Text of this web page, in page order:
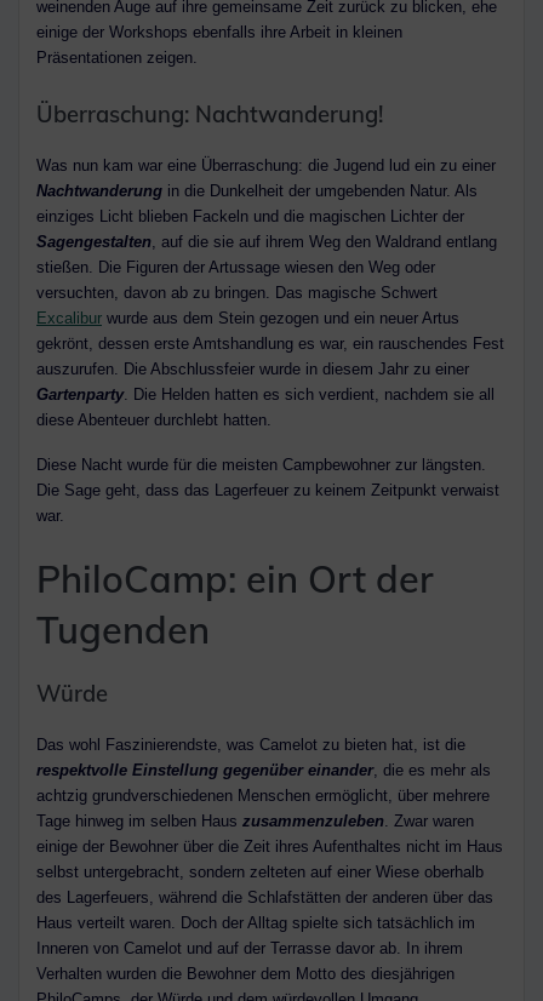
weinenden Auge auf ihre gemeinsame Zeit zurück zu blicken, ehe
einige der Workshops ebenfalls ihre Arbeit in kleinen
Präsentationen zeigen.
Überraschung: Nachtwanderung!
Was nun kam war eine Überraschung: die Jugend lud ein zu einer
Nachtwanderung in die Dunkelheit der umgebenden Natur. Als
einziges Licht blieben Fackeln und die magischen Lichter der
Sagengestalten, auf die sie auf ihrem Weg den Waldrand entlang
stießen. Die Figuren der Artussage wiesen den Weg oder
versuchten, davon ab zu bringen. Das magische Schwert
Excalibur wurde aus dem Stein gezogen und ein neuer Artus
gekrönt, dessen erste Amtshandlung es war, ein rauschendes Fest
auszurufen. Die Abschlussfeier wurde in diesem Jahr zu einer
Gartenparty. Die Helden hatten es sich verdient, nachdem sie all
diese Abenteuer durchlebt hatten.
Diese Nacht wurde für die meisten Campbewohner zur längsten.
Die Sage geht, dass das Lagerfeuer zu keinem Zeitpunkt verwaist
war.
PhiloCamp: ein Ort der
Tugenden
Würde
Das wohl Faszinierendste, was Camelot zu bieten hat, ist die
respektvolle Einstellung gegenüber einander, die es mehr als
achtzig grundverschiedenen Menschen ermöglicht, über mehrere
Tage hinweg im selben Haus zusammenzuleben. Zwar waren
einige der Bewohner über die Zeit ihres Aufenthaltes nicht im Haus
selbst untergebracht, sondern zelteten auf einer Wiese oberhalb
des Lagerfeuers, während die Schlafstätten der anderen über das
Haus verteilt waren. Doch der Alltag spielte sich tatsächlich im
Inneren von Camelot und auf der Terrasse davor ab. In ihrem
Verhalten wurden die Bewohner dem Motto des diesjährigen